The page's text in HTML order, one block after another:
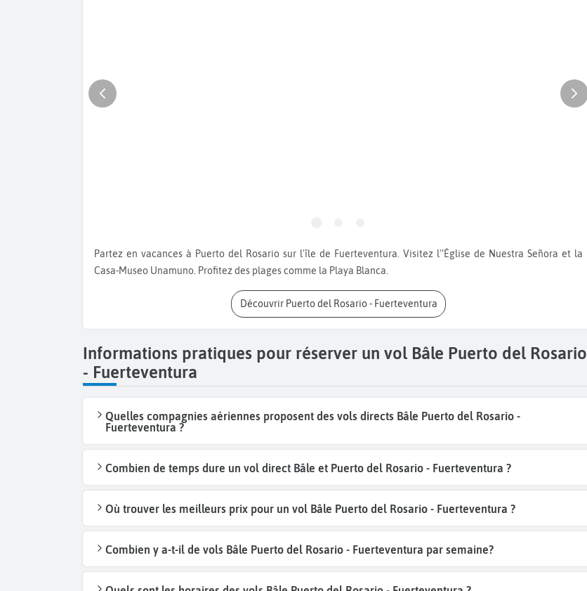
Partez en vacances à Puerto del Rosario sur l'île de Fuerteventura. Visitez l'’Église de Nuestra Señora et la
Casa-Museo Unamuno. Profitez des plages comme la Playa Blanca.
Découvrir Puerto del Rosario - Fuerteventura
Informations pratiques pour réserver un vol Bâle Puerto del Rosario
- Fuerteventura
Quelles compagnies aériennes proposent des vols directs Bâle Puerto del Rosario -
Fuerteventura ?
Combien de temps dure un vol direct Bâle et Puerto del Rosario - Fuerteventura ?
Où trouver les meilleurs prix pour un vol Bâle Puerto del Rosario - Fuerteventura ?
Combien y a-t-il de vols Bâle Puerto del Rosario - Fuerteventura par semaine?